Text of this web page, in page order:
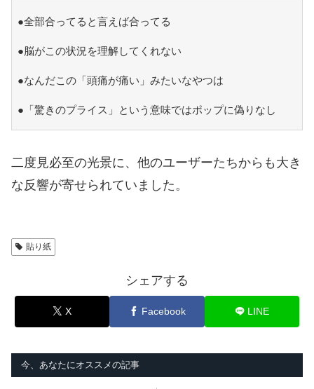
●全部合ってると言えば合ってる
●脳がこの状況を理解してくれない
●なんだこの「頭痛が痛い」みたいなやつは
●「驚きのプライス」という意味ではポップに偽りなし
二度見必至の光景に、他のユーザーたちからも大き
な反響が寄せられていました。
貼り紙
シェアする
X Facebook LINE
今、あなたにオススメの記事